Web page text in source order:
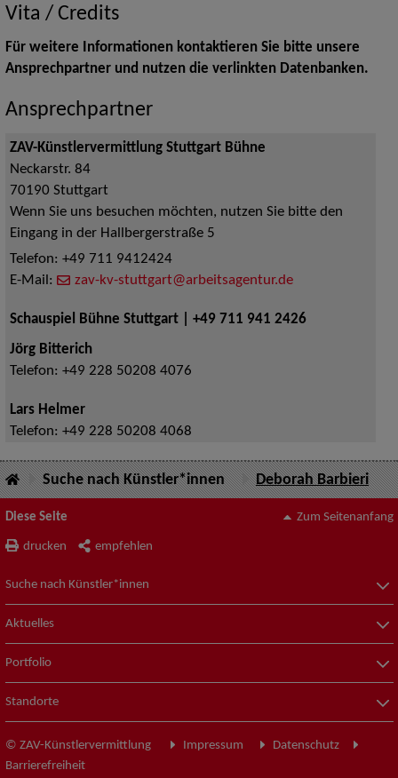
Vita / Credits
Für weitere Informationen kontaktieren Sie bitte unsere
Ansprechpartner und nutzen die verlinkten Datenbanken.
Ansprechpartner
ZAV-Künstlervermittlung Stuttgart Bühne
Neckarstr. 84
70190 Stuttgart
Wenn Sie uns besuchen möchten, nutzen Sie bitte den
Eingang in der Hallbergerstraße 5
Telefon: +49 711 9412424
E-Mail:
zav-kv-stuttgart@arbeitsagentur.de
Schauspiel Bühne Stuttgart | +49 711 941 2426
Jörg Bitterich
Telefon: +49 228 50208 4076
Lars Helmer
Telefon: +49 228 50208 4068
Suche nach Künstler*innen Deborah Barbieri
Diese Seite
drucken empfehlen
Zum Seitenanfang
Suche nach Künstler*innen
Aktuelles
Portfolio
Standorte
© ZAV-Künstlervermittlung Impressum
Datenschutz
Barrierefreiheit